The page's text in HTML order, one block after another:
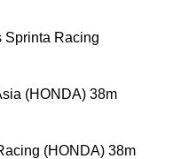
Sprinta Racing
(HONDA) 38m
(HONDA) 38m